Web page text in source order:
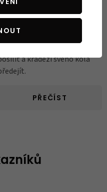
počtu odcizení jízdních kol. V
tomto článku vám přinášíme
užitečných tipů, jak
a krádeži svého kola
PŘEČÍST